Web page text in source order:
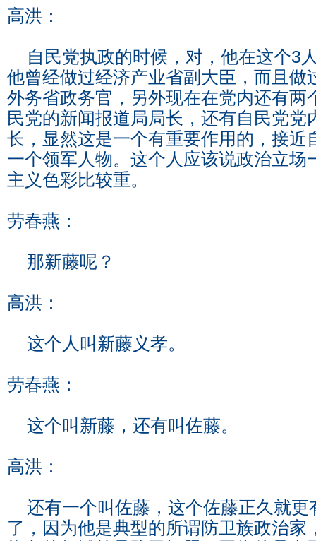
高洪：
自民党执政的时候，对，他在这个3
他曾经做过经济产业省副大臣，而且做
外务省政务官，另外现在在党内还有两
民党的新闻报道局局长，还有自民党党
长，显然这是一个有重要作用的，接近
一个领军人物。这个人应该说政治立场
主义色彩比较重。
劳春燕：
那新藤呢？
高洪：
这个人叫新藤义孝。
劳春燕：
这个叫新藤，还有叫佐藤。
高洪：
还有一个叫佐藤，这个佐藤正久就更
了，因为他是典型的所谓防卫族政治家